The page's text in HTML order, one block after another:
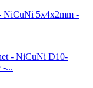
5x4x2mm -
D10-
-...